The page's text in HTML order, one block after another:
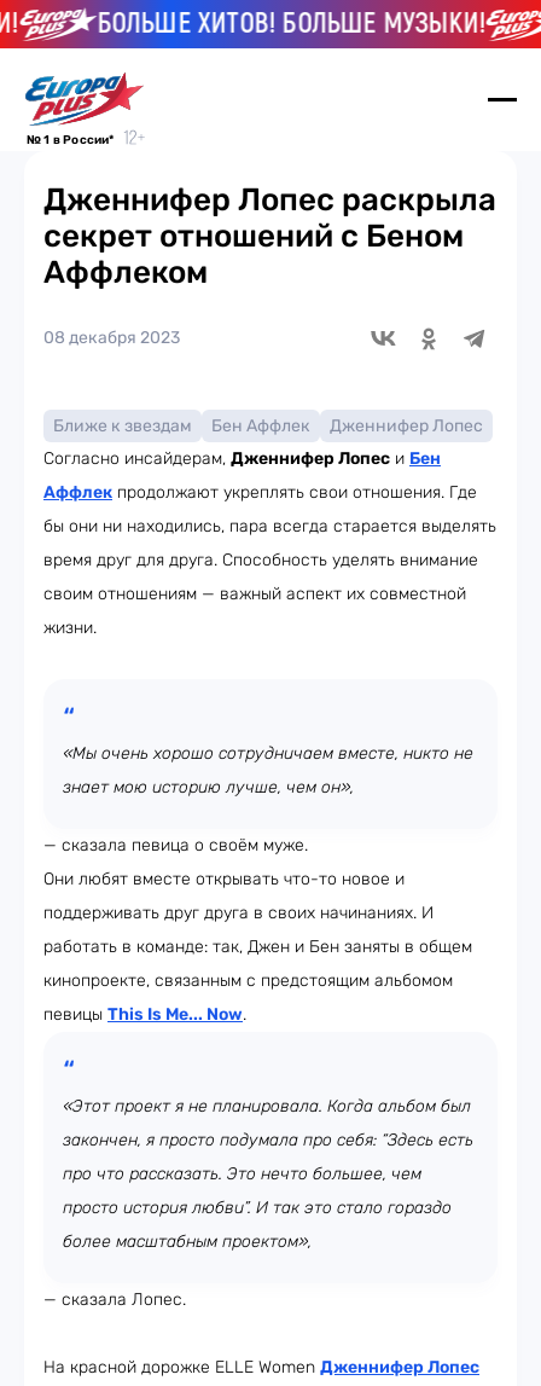
БОЛЬШЕ ХИТОВ! БОЛЬШЕ МУЗЫКИ!
№ 1 в России*
Дженнифер Лопес раскрыла
секрет отношений с Беном
Аффлеком
08 декабря 2023
Ближе к звездам Бен Аффлек
Дженнифер Лопес
Согласно инсайдерам, Дженнифер Лопес и Бен
Аффлек продолжают укреплять свои отношения. Где
бы они ни находились, пара всегда старается выделять
время друг для друга. Способность уделять внимание
своим отношениям — важный аспект их совместной
жизни.
«Мы очень хорошо сотрудничаем вместе, никто не
знает мою историю лучше, чем он»,
— сказала певица о своём муже.
Они любят вместе открывать что-то новое и
поддерживать друг друга в своих начинаниях. И
работать в команде: так, Джен и Бен заняты в общем
кинопроекте, связанным с предстоящим альбомом
певицы This Is Me... Now.
«Этот проект я не планировала. Когда альбом был
закончен, я просто подумала про себя: “Здесь есть
про что рассказать. Это нечто большее, чем
просто история любви”. И так это стало гораздо
более масштабным проектом»,
— сказала Лопес.
На красной дорожке ELLE Women Дженнифер Лопес